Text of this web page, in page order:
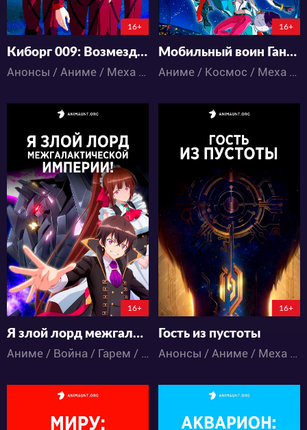
0:0:0
16+
Киборг 009: Возмездие
Анонсы / Аниме / Меха / Приключения / Фантастика / Экшен
16+
Мобильный воин Гандам: GQuuuuuuX
Аниме / Космос / Меха / Фантастика / Экшен
34285
57 39
16+
Я злой лорд межгалактической империи!
Аниме / Война / Гарем / Космос / Меха / Фантастика / Экшен
5142
7 0
0:0:0
16+
Гость из пустоты
Анонсы / Аниме / Меха / Фантастика / Экшен